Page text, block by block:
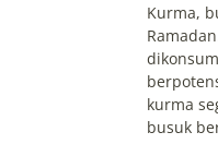
Kurma,
kurma
busuk